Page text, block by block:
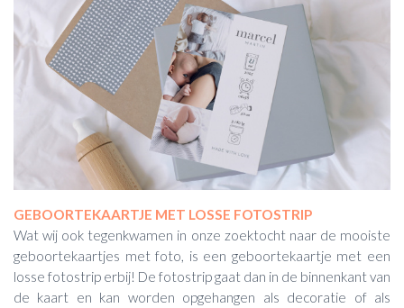
GEBOORTEKAARTJE MET LOSSE FOTOSTRIP
Wat wij ook tegenkwamen in onze zoektocht naar de mooiste
geboortekaartjes met foto, is een geboortekaartje met een
losse fotostrip erbij! De fotostrip gaat dan in de binnenkant van
de kaart en kan worden opgehangen als decoratie of als